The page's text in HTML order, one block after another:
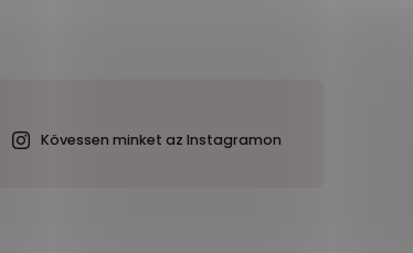
Kövessen minket az Instagramon